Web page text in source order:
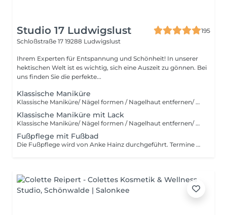
Studio 17 Ludwigslust
195
Schloßstraße 17 19288 Ludwigslust
Ihrem Experten für Entspannung und Schönheit! In unserer
hektischen Welt ist es wichtig, sich eine Auszeit zu gönnen. Bei
uns finden Sie die perfekte...
Klassische Maniküre
Klassische Maniküre/ Nägel formen / Nagelhaut entfernen/ Handmassage
Klassische Maniküre mit Lack
Klassische Maniküre/ Nägel formen / Nagelhaut entfernen/ Handmassage / farbloser oder farbiger Nagellack
Fußpflege mit Fußbad
Die Fußpflege wird von Anke Hainz durchgeführt. Termine werden direkt über ihre Telefonnummer vereinbart. Bitte buchen Sie Ihren Termin telefonisch unter: 01747765021